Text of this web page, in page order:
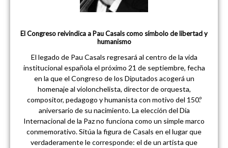
El Congreso reivindica a Pau Casals como símbolo de libertad y
humanismo
El legado de Pau Casals regresará al centro de la vida
institucional española el próximo 21 de septiembre, fecha
en la que el Congreso de los Diputados acogerá un
homenaje al violonchelista, director de orquesta,
compositor, pedagogo y humanista con motivo del 150.º
aniversario de su nacimiento. La elección del Día
Internacional de la Paz no funciona como un simple marco
conmemorativo. Sitúa la figura de Casals en el lugar que
verdaderamente le corresponde: el de un artista que